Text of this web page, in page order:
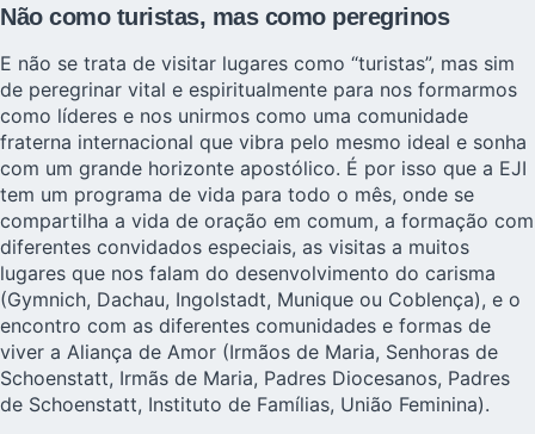
Não como turistas, mas como peregrinos
E não se trata de visitar lugares como “turistas”, mas sim
de peregrinar vital e espiritualmente para nos formarmos
como líderes e nos unirmos como uma comunidade
fraterna internacional que vibra pelo mesmo ideal e sonha
com um grande horizonte apostólico. É por isso que a EJI
tem um programa de vida para todo o mês, onde se
compartilha a vida de oração em comum, a formação com
diferentes convidados especiais, as visitas a muitos
lugares que nos falam do desenvolvimento do carisma
(Gymnich, Dachau, Ingolstadt, Munique ou Coblença), e o
encontro com as diferentes comunidades e formas de
viver a Aliança de Amor (Irmãos de Maria, Senhoras de
Schoenstatt, Irmãs de Maria, Padres Diocesanos, Padres
de Schoenstatt, Instituto de Famílias, União Feminina).